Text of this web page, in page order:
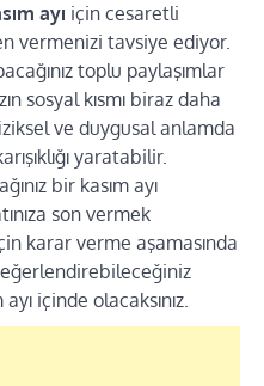
ayı için cesaretli
vermenizi tavsiye ediyor.
toplu paylaşımlar
sosyal kısmı biraz daha
ve duygusal anlamda
yaratabilir.
bir kasım ayı
son vermek
karar verme aşamasında
içinde olacaksınız.